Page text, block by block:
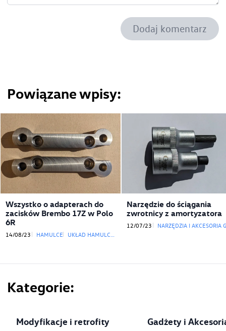
Dodaj komentarz
Powiązane wpisy
Wszystko o adapterach do
zacisków Brembo 17Z w Polo
6R
14/08/23 HAMULCE UKŁAD HAMULCOWY
Narzędzie do ściągania
zwrotnicy z amortyzatora
12/07/23 NARZĘDZIA I AKCESORIA
Kategorie
Modyfikacje i retrofity Gadżety i